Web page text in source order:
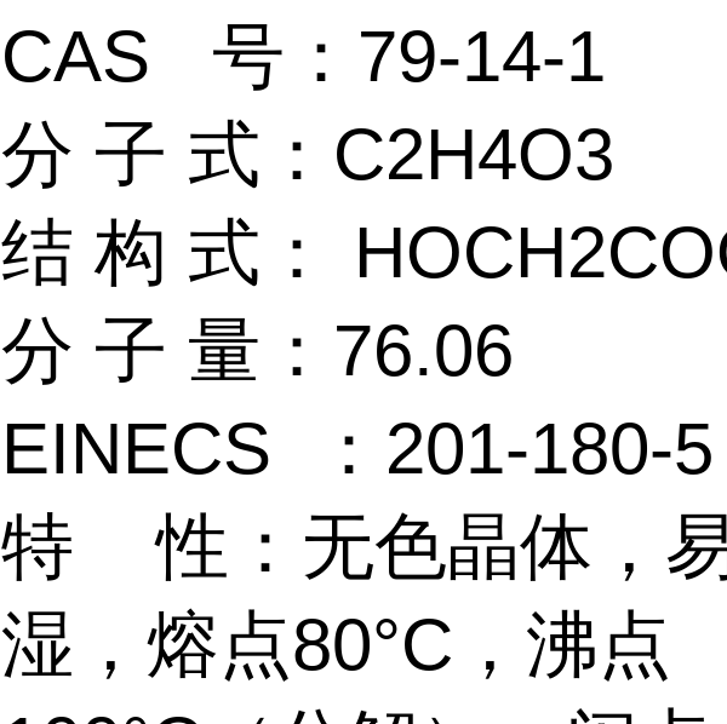
CAS 号：79-14-1
分 子 式：C2H4O3
结 构 式：
分 子 量：76.06
EINECS ：201-180-5
特 性：无色晶体，
湿，熔点80°C，沸点